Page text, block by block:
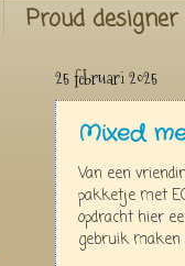
Proud
25 februari 2025
Mixed
Van een
pakketje met
opdracht hier
gebruik maken